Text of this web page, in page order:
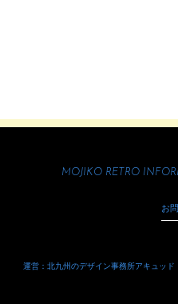
MOJIKO RETRO
お
運営：北九州のデザイン事務所アキュッ